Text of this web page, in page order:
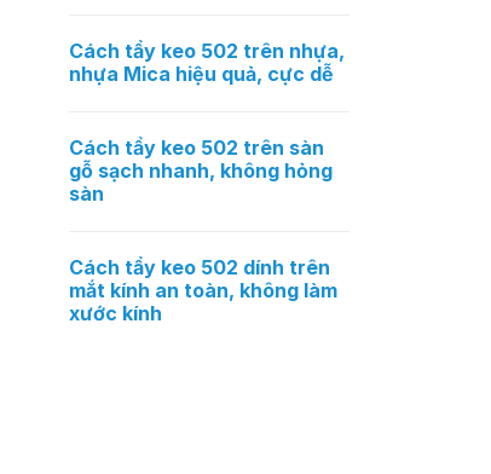
Cách tẩy keo 502 trên nhựa,
nhựa Mica hiệu quả, cực dễ
Cách tẩy keo 502 trên sàn
gỗ sạch nhanh, không hỏng
sàn
Cách tẩy keo 502 dính trên
mắt kính an toàn, không làm
xước kính